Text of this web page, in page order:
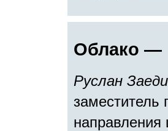
Облако —
Руслан
заместитель
направления